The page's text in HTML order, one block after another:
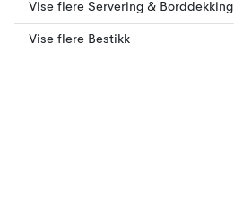
Vise flere Servering & Borddekking
Vise flere Bestikk